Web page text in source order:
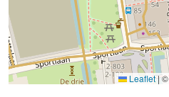
Leaflet|©